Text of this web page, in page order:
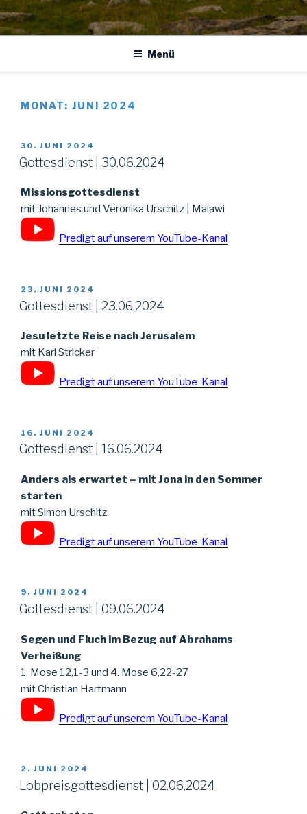
Menü
MONAT: JUNI 2024
VERÖFFENTLICHT
AM
30. JUNI 2024
Gottesdienst | 30.06.2024
Missionsgottesdienst
mit Johannes und Veronika Urschitz | Malawi
Predigt auf unserem YouTube-Kanal
VERÖFFENTLICHT
AM
23. JUNI 2024
Gottesdienst | 23.06.2024
Jesu letzte Reise nach Jerusalem
mit Karl Stricker
Predigt auf unserem YouTube-Kanal
VERÖFFENTLICHT
AM
16. JUNI 2024
Gottesdienst | 16.06.2024
Anders als erwartet – mit Jona in den Sommer
starten
mit Simon Urschitz
Predigt auf unserem YouTube-Kanal
VERÖFFENTLICHT
AM
9. JUNI 2024
Gottesdienst | 09.06.2024
Segen und Fluch im Bezug auf Abrahams
Verheißung
1. Mose 12,1-3 und 4. Mose 6,22-27
mit Christian Hartmann
Predigt auf unserem YouTube-Kanal
VERÖFFENTLICHT
AM
2. JUNI 2024
Lobpreisgottesdienst | 02.06.2024